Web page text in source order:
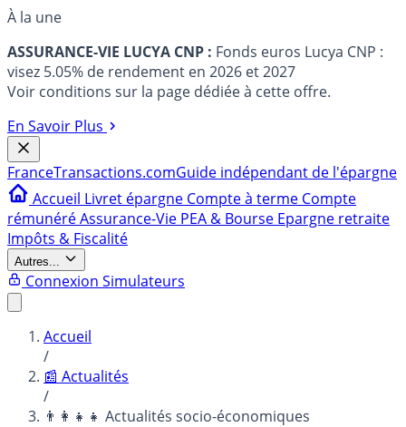
À la une
ASSURANCE-VIE LUCYA CNP : Fonds euros Lucya CNP :
visez 5.05% de rendement en 2026 et 2027
Voir conditions sur la page dédiée à cette offre.
En Savoir Plus
FranceTransactions.comGuide indépendant de l'épargne
Accueil Livret épargne Compte à terme Compte
rémunéréAssurance-Vie PEA & Bourse Epargne retraite
Impôts & Fiscalité
Autres...
Connexion Simulateurs
Accueil
/
📰 Actualités
/
👨‍👩‍👧‍👧 Actualités socio-économiques